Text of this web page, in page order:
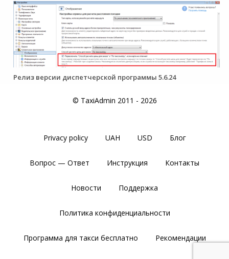
Релиз версии диспетчерской программы 5.6.24
© TaxiAdmin 2011 - 2026
Privacy policy UAH USD Блог
Вопрос — Ответ Инструкция Контакты
Новости Поддержка
Политика конфиденциальности
Программа для такси бесплатно Рекомендации